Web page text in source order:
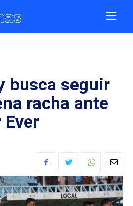
busca seguir
racha ante
Ever